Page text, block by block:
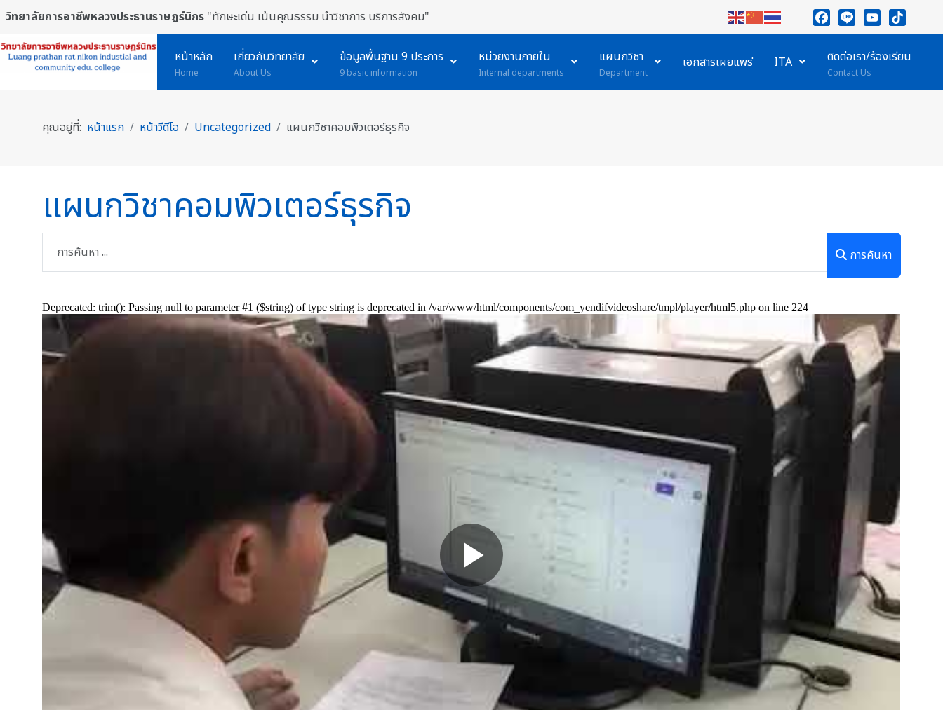
วิทยาลัยการอาชีพหลวงประธานราษฎร์นิกร "ทักษะเด่น เน้นคุณธรรม นำวิชาการ บริการสังคม"
Facebook
LineYouTube
TikTok
หน้าหลัก
Home
เกี่ยวกับวิทยาลัย
About Us
ข้อมูลพื้นฐาน 9 ประการ
9 basic information
หน่วยงานภายใน
Internal departments
แผนกวิชา
Department
เอกสารเผยแพร่ ITA ติดต่อเรา/ร้องเรียน
Contact Us
คุณอยู่ที่: หน้าแรก หน้าวีดีโอ Uncategorized แผนกวิชาคอมพิวเตอร์ธุรกิจ
แผนกวิชาคอมพิวเตอร์ธุรกิจ
การค้นหา